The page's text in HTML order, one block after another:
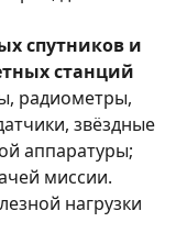
спутников и
станций
радиометры,
звёздные
аппаратуры;
миссии.
нагрузки